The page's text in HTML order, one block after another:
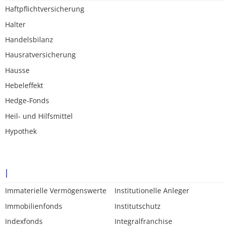
Haftpflichtversicherung
Halter
Handelsbilanz
Hausratversicherung
Hausse
Hebeleffekt
Hedge-Fonds
Heil- und Hilfsmittel
Hypothek
I
Immaterielle Vermögenswerte
Immobilienfonds
Indexfonds
Institutionelle Anleger
Institutschutz
Integralfranchise